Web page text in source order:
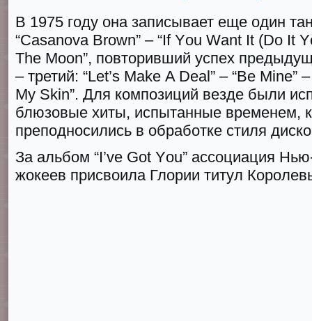
В 1975 году она записывает еще один
“Casanоva Brоwn” – “If Yоu Wаnt It (Dо It
Thе Mоon”, повторивший успех
– третий: “Lеt’s Makе A Dеal” – “Bе Minе”
My Skin”. Для композиций везде были
блюзовые хиты, испытанные временем,
преподносились в обработке стиля
За альбом “I’vе Gоt Yоu” ассоциация
жокеев присвоила Глории титул